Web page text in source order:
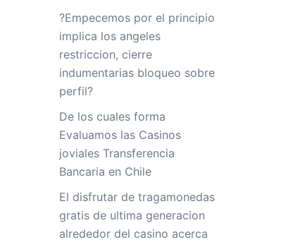
?Empecemos por el principio
implica los angeles
restriccion, cierre
indumentarias bloqueo sobre
perfil?
De los cuales forma
Evaluamos las Casinos
joviales Transferencia
Bancaria en Chile
El disfrutar de tragamonedas
gratis de ultima generacion
alrededor del casino acerca